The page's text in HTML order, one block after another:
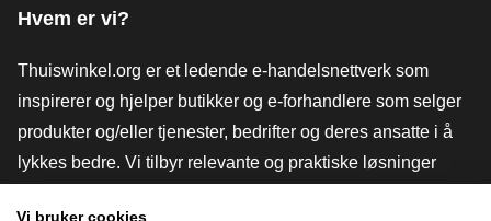
Hvem er vi?
Thuiswinkel.org er et ledende e-handelsnettverk som
inspirerer og hjelper butikker og e-forhandlere som selger
produkter og/eller tjenester, bedrifter og deres ansatte i å
lykkes bedre. Vi tilbyr relevante og praktiske løsninger
Vi bruker cookies